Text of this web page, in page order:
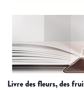
livre des fleurs, des